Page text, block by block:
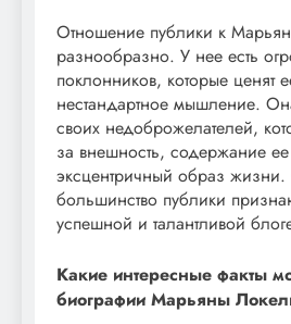
Отношение публики к
разнообразно. У нее есть
поклонников, которые ценят
нестандартное мышление.
своих недоброжелателей,
за внешность, содержание ее
эксцентричный образ
большинство публики
успешной и талантливой
Какие интересные факты
биографии Марьяны